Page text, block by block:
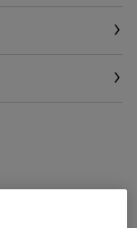
un fini naturel et
et le brillant à